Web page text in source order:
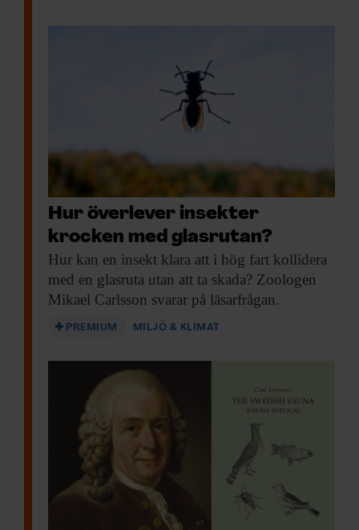
Hur överlever insekter
krocken med glasrutan?
Hur kan en insekt klara att i hög fart kollidera
med en glasruta utan att ta skada? Zoologen
Mikael Carlsson svarar på läsarfrågan.
PREMIUM MILJÖ & KLIMAT